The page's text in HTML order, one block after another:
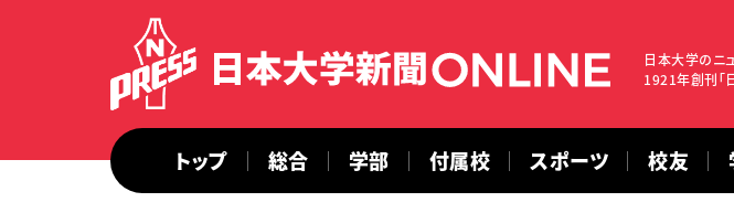
日本大学のニ
1921年創刊「
トップ 総合 学部 付属校 スポーツ 校友